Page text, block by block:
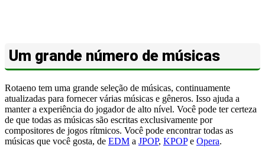
Um grande número de músicas
Rotaeno tem uma grande seleção de músicas, continuamente
atualizadas para fornecer várias músicas e gêneros. Isso ajuda a
manter a experiência do jogador de alto nível. Você pode ter certeza
de que todas as músicas são escritas exclusivamente por
compositores de jogos rítmicos. Você pode encontrar todas as
músicas que você gosta, de EDM a JPOP, KPOPe Opera.